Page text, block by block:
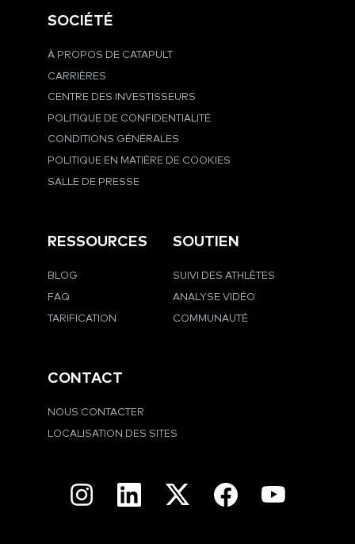
SOCIÉTÉ
À PROPOS DE CATAPULT
CARRIÈRES
CENTRE DES INVESTISSEURS
POLITIQUE DE CONFIDENTIALITÉ
CONDITIONS GÉNÉRALES
POLITIQUE EN MATIÈRE DE COOKIES
SALLE DE PRESSE
RESSOURCES
BLOG
FAQ
TARIFICATION
SOUTIEN
SUIVI DES ATHLÈTES
ANALYSE VIDÉO
COMMUNAUTÉ
CONTACT
NOUS CONTACTER
LOCALISATION DES SITES